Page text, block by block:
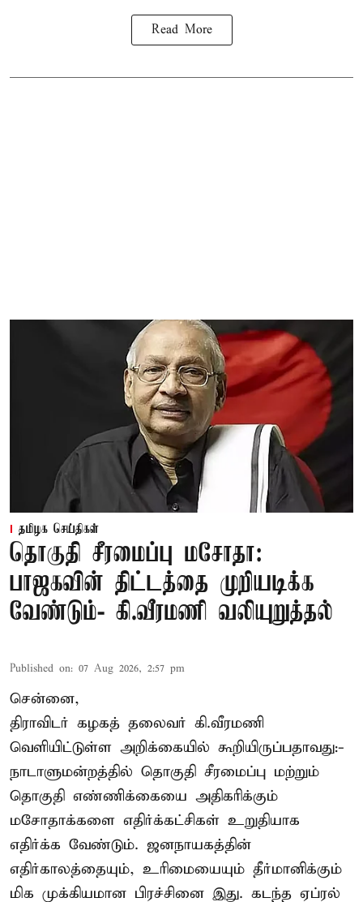
Read More
தமிழக செய்திகள்
தொகுதி சீரமைப்பு மசோதா:
பாஜகவின் திட்டத்தை முறியடிக்க
வேண்டும்- கி.வீரமணி வலியுறுத்தல்
Published on: 07 Aug 2026, 2:57 pm
சென்னை,
திராவிடர் கழகத் தலைவர் கி.வீரமணி
வெளியிட்டுள்ள அறிக்கையில் கூறியிருப்பதாவது:-
நாடாளுமன்றத்தில் தொகுதி சீரமைப்பு மற்றும்
தொகுதி எண்ணிக்கையை அதிகரிக்கும்
மசோதாக்களை எதிர்க்கட்சிகள் உறுதியாக
எதிர்க்க வேண்டும். ஜனநாயகத்தின்
எதிர்காலத்தையும், உரிமையையும் தீர்மானிக்கும்
மிக முக்கியமான பிரச்சினை இது. கடந்த ஏப்ரல்